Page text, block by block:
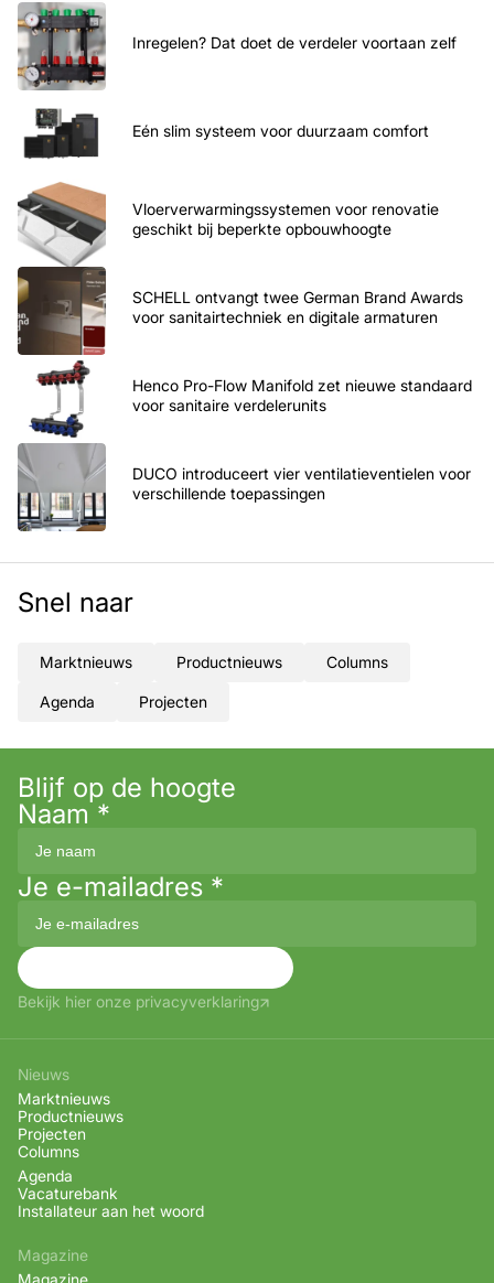
Inregelen? Dat doet de verdeler voortaan zelf
Eén slim systeem voor duurzaam comfort
Vloerverwarmingssystemen voor renovatie
geschikt bij beperkte opbouwhoogte
SCHELL ontvangt twee German Brand Awards
voor sanitairtechniek en digitale armaturen
Henco Pro-Flow Manifold zet nieuwe standaard
voor sanitaire verdelerunits
DUCO introduceert vier ventilatieventielen voor
verschillende toepassingen
Snel naar
Marktnieuws Productnieuws Columns
Agenda Projecten
Blijf op de hoogte
Naam *
Je e-mailadres *
Bekijk hier onze privacyverklaring
Nieuws
Marktnieuws
Productnieuws
Projecten
Columns
Agenda
Vacaturebank
Installateur aan het woord
Magazine